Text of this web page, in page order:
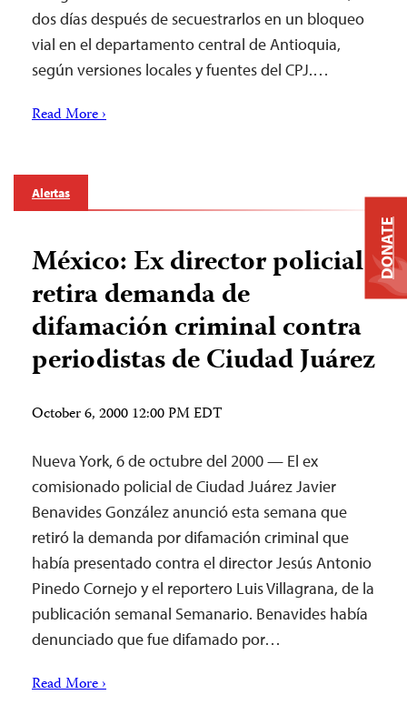
dos días después de secuestrarlos en un bloqueo
vial en el departamento central de Antioquia,
según versiones locales y fuentes del CPJ.…
Read More ›
Alertas
México: Ex director policial
retira demanda de
difamación criminal contra
periodistas de Ciudad Juárez
October 6, 2000 12:00 PM EDT
Nueva York, 6 de octubre del 2000 — El ex
comisionado policial de Ciudad Juárez Javier
Benavides González anunció esta semana que
retiró la demanda por difamación criminal que
había presentado contra el director Jesús Antonio
Pinedo Cornejo y el reportero Luis Villagrana, de la
publicación semanal Semanario. Benavides había
denunciado que fue difamado por…
Read More ›
DONATE